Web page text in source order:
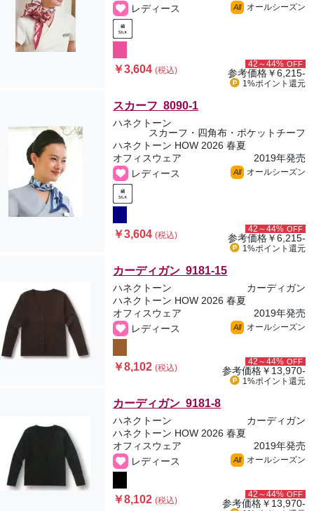
レディース
All オールシーズン
￥3,604(税込)
42～44% OFF
参考価格￥6,215-
1%ポイント 還元
スカーフ 8090-1
ハネクトーン
スカーフ・四角布・ポケットチーフ
ハネクトーン HOW 2026 春夏
オフィスウェア
2019年発売
レディース
All オールシーズン
￥3,604(税込)
42～44% OFF
参考価格￥6,215-
1%ポイント 還元
カーディガン 9181-15
ハネクトーン
カーディガン
ハネクトーン HOW 2026 春夏
オフィスウェア
2019年発売
レディース
All オールシーズン
￥8,102(税込)
42～44% OFF
参考価格￥13,970-
1%ポイント 還元
カーディガン 9181-8
ハネクトーン
カーディガン
ハネクトーン HOW 2026 春夏
オフィスウェア
2019年発売
レディース
All オールシーズン
￥8,102(税込)
42～44% OFF
参考価格￥13,970-